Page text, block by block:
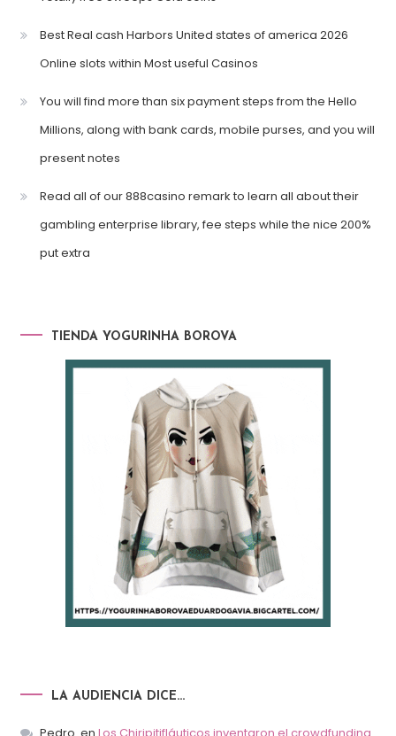
Best Real cash Harbors United states of america 2026
Online slots within Most useful Casinos
You will find more than six payment steps from the Hello
Millions, along with bank cards, mobile purses, and you will
present notes
Read all of our 888casino remark to learn all about their
gambling enterprise library, fee steps while the nice 200%
put extra
TIENDA YOGURINHA BOROVA
LA AUDIENCIA DICE…
Pedro. en Los Chiripitifláuticos inventaron el crowdfunding